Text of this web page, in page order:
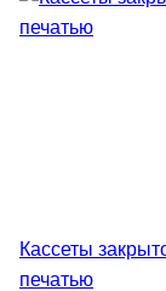
Кассеты
печатью